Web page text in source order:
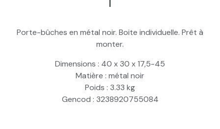
Porte-bûches en métal noir. Boite individuelle. Prêt à
monter.
Dimensions : 40 x 30 x 17,5-45
Matière : métal noir
Poids : 3.33 kg
Gencod : 3238920755084